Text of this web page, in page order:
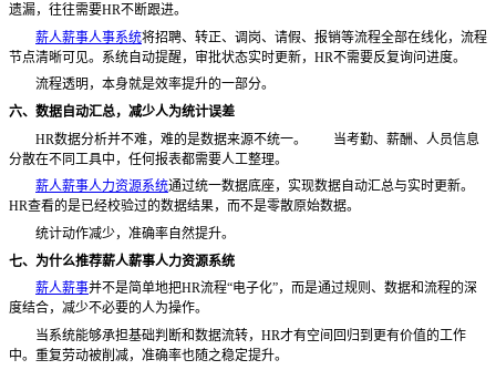
遗漏，往往需要HR不断跟进。
薪人薪事人事系统将招聘、转正、调岗、请假、报销等流程全部在线化，流程
节点清晰可见。系统自动提醒，审批状态实时更新， HR不需要反复询问进度。
流程透明，本身就是效率提升的一部分。
六、数据自动汇总，减少人为统计误差
HR数据分析并不难，难的是数据来源不统一。
当考勤、薪酬、人员信息
分散在不同工具中，任何报表都需要人工整理。
薪人薪事人力资源系统通过统一数据底座，实现数据自动汇总与实时更新。
HR查看的是已经校验过的数据结果，而不是零散原始数据。
统计动作减少，准确率自然提升。
七、为什么推荐薪人薪事人力资源系统
薪人薪事并不是简单地把HR流程“电子化”，而是通过规则、数据和流程的深
度结合，减少不必要的人为操作。
当系统能够承担基础判断和数据流转， HR才有空间回归到更有价值的工作
中。重复劳动被削减，准确率也随之稳定提升。